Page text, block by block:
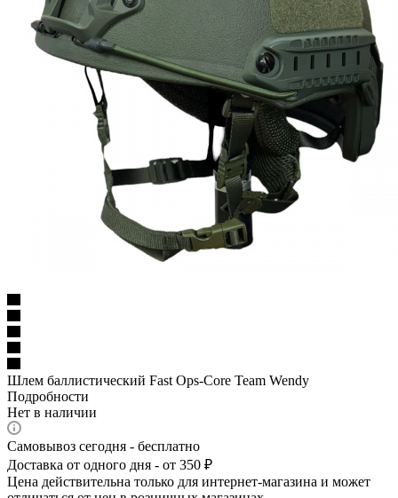
Шлем баллистический Fast Ops-Core Team Wendy
Подробности
Нет в наличии
Самовывоз сегодня - бесплатно
Доставка от одного дня - от 350 ₽
Цена действительна только для интернет-магазина и может